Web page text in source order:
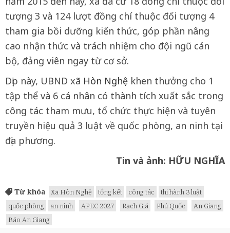
tượng 3 và 124 lượt đồng chí thuộc đối tượng 4
tham gia bồi dưỡng kiến thức, góp phần nâng
cao nhận thức và trách nhiệm cho đội ngũ cán
bộ, đảng viên ngay từ cơ sở.
Dịp này, UBND xã Hòn Nghệ khen thưởng cho 1
tập thể và 6 cá nhân có thành tích xuất sắc trong
công tác tham mưu, tổ chức thực hiện và tuyên
truyền hiệu quả 3 luật về quốc phòng, an ninh tại
địa phương.
Tin và ảnh: HỮU NGHĨA
Từ khóa Xã Hòn Nghệ tổng kết công tác
thi hành 3 luật
quốc phòng
an ninh APEC 2027 Rạch Giá Phú Quốc
An Giang
Báo An Giang